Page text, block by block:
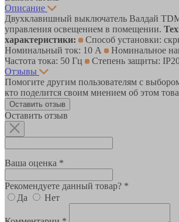
Описание
Двухклавишный выключатель Валдай
управления освещением в помещении.
характеристики:
Способ установки:
Номинальный ток: 10 А
Номинальное
Частота тока: 50 Гц
Степень защиты:
Отзывы
Помогите другим пользователям с
кто поделится своим мнением об этом
Оставить отзыв
Оставить отзыв
Ваша оценка *
Рекомендуете данный товар? *
Да
Нет